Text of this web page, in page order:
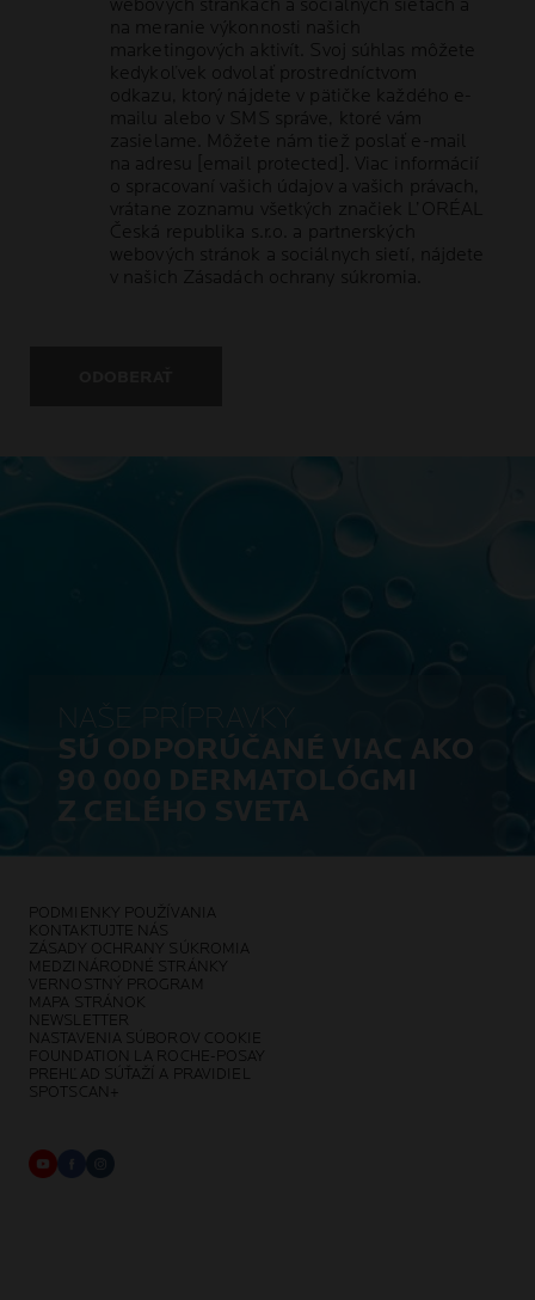
webových stránkach a sociálnych sieťach a
na meranie výkonnosti našich
marketingových aktivít. Svoj súhlas môžete
kedykoľvek odvolať prostredníctvom
odkazu, ktorý nájdete v pätičke každého e-
mailu alebo v SMS správe, ktoré vám
zasielame. Môžete nám tiež poslať e-mail
na adresu
[email protected]
. Viac informácií
o spracovaní vašich údajov a vašich právach,
vrátane zoznamu všetkých značiek L’ORÉAL
Česká republika s.r.o. a partnerských
webových stránok a sociálnych sietí, nájdete
v našich Zásadách ochrany súkromia
NAŠE PRÍPRAVKY
SÚ ODPORÚČANÉ VIAC AKO
90 000 DERMATOLÓGMI
Z CELÉHO SVETA
PODMIENKY POUŽÍVANIA
KONTAKTUJTE NÁS
ZÁSADY OCHRANY SÚKROMIA
MEDZINÁRODNÉ STRÁNKY
VERNOSTNÝ PROGRAM
MAPA STRÁNOK
NEWSLETTER
NASTAVENIA SÚBOROV COOKIE
FOUNDATION LA ROCHE-POSAY
PREHĽAD SÚŤAŽÍ A PRAVIDIEL
SPOTSCAN+